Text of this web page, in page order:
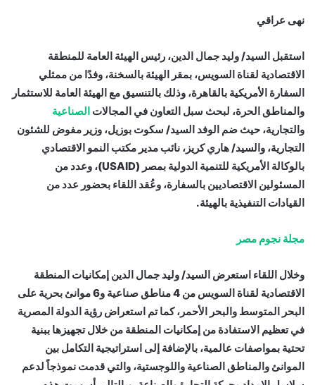
نهى عراقي
استقبل السيد/ وليد جمال الدين، رئيس الهيئة العامة للمنطقة
الاقتصادية لقناة السويس، بمقر الهيئة بالسخنة، وفدًا من ممثلي
السفارة الأمريكية بالقاهرة، وذلك بالتنسيق مع الهيئة العامة للاستثمار
والمناطق الحرة، لبحث سبل التعاون في المجالات الصناعية
والتجارية، حيث ضم الوفد السيد/ سكوت بوزيل، وزير مفوض للشئون
التجارية، والسيد/ هاري كريز، نائب مدير مكتب النمو الاقتصادي
بالوكالة الأمريكية للتنمية الدولية بمصر (USAID)، وعدد من
المسئولين الاقتصاديين بالسفارة، وعُقد اللقاء بحضور عدد من
القيادات التنفيذية بالهيئة.
مجلة نجوم مصر
وخلال اللقاء استعرض السيد/ وليد جمال الدين إمكانيات المنطقة
الاقتصادية لقناة السويس من 4 مناطق صناعية و6 موانئ بحرية على
البحر المتوسط والبحر الأحمر، كما تم استعراض رؤية الدولة المصرية
في تعظيم الاستفادة من إمكانيات المنطقة من خلال تجهيزها ببنية
تحتية بمواصفات عالمية، بالإضافة إلى استراتيجية التكامل بين
الموانئ والمناطق الصناعية واللوجستية، والتي قدمت نموذجاً لدعم